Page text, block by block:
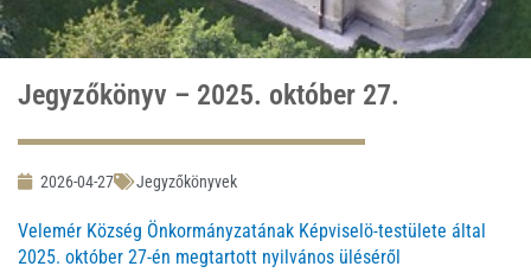
Jegyzőkönyv – 2025. október 27.
2026-04-27 Jegyzőkönyvek
Velemér Község Önkormányzatának Képviselö-testülete által
2025. október 27-én megtartott nyilvános üléséről